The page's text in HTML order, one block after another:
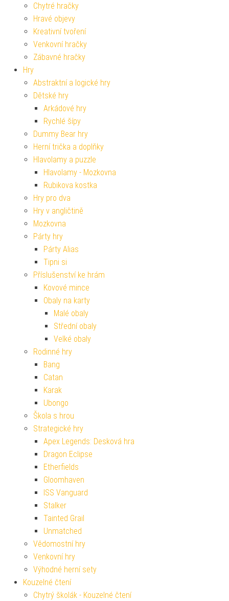
Chytré hračky
Hravé objevy
Kreativní tvoření
Venkovní hračky
Zábavné hračky
Hry
Abstraktní a logické hry
Dětské hry
Arkádové hry
Rychlé šípy
Dummy Bear hry
Herní trička a doplňky
Hlavolamy a puzzle
Hlavolamy - Mozkovna
Rubikova kostka
Hry pro dva
Hry v angličtině
Mozkovna
Párty hry
Párty Alias
Tipni si
Příslušenství ke hrám
Kovové mince
Obaly na karty
Malé obaly
Střední obaly
Velké obaly
Rodinné hry
Bang
Catan
Karak
Ubongo
Škola s hrou
Strategické hry
Apex Legends: Desková hra
Dragon Eclipse
Etherfields
Gloomhaven
ISS Vanguard
Stalker
Tainted Grail
Unmatched
Vědomostní hry
Venkovní hry
Výhodné herní sety
Kouzelné čtení
Chytrý školák - Kouzelné čtení